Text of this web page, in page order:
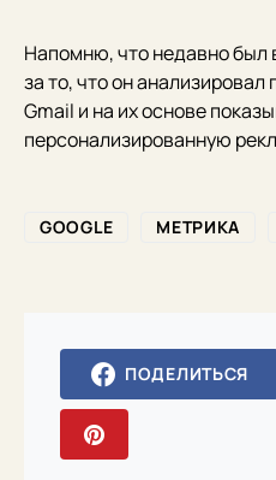
Напомню, что недавно был
за то, что он
Gmail и на их основе
персонализированную
GOOGLE МЕТРИКА
ПОДЕЛИТЬСЯ